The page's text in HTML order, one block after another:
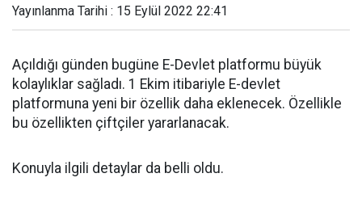
Yayınlanma Tarihi : 15 Eylül 2022 22:41
Açıldığı günden bugüne E-Devlet platformu büyük
kolaylıklar sağladı. 1 Ekim itibariyle E-devlet
platformuna yeni bir özellik daha eklenecek. Özellikle
bu özellikten çiftçiler yararlanacak.
Konuyla ilgili detaylar da belli oldu.